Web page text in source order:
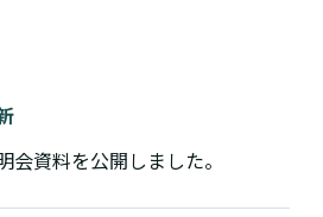
会資料を公開しました。